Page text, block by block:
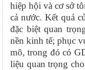
hiệp hội và cơ sở
cả nước. Kết quả
đặc biệt quan
nền kinh tế; phục
mô, trong đó có
liệu quan trọng